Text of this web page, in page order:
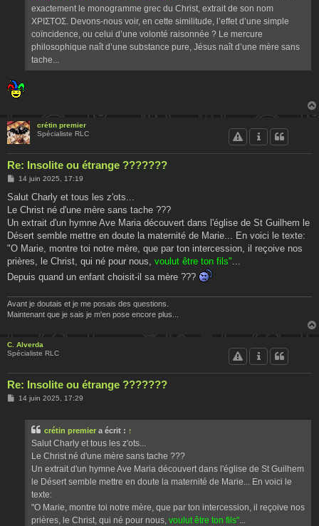
exactement le monogramme grec du Christ, extrait de son nom
ΧΡΙΣΤΟΣ. Devons-nous voir, en cette similitude, l’effet d’une simple
coïncidence, ou celui d’une volonté raisonnée ? Le mercure
philosophique naît d’une substance pure, Jésus naît d’une mère sans
tache...
crétin premier
Spécialiste RLC
Re: Insolite ou étrange ???????
M
s
a
g
14 juin 2025, 17:19
Salut Charly et tous les z'ots...
Le Christ né d'une mère sans tache ???
Un extrait d'un hymne Ave Maria découvert dans l'église de St Guilhem le
Désert semble mettre en doute la maternité de Marie... En voici le texte:
"O Marie, montre toi notre mère, que par ton intercession, il reçoive nos
prières, le Christ, qui né pour nous, voulut être ton fils"...
Depuis quand un enfant choisit-il sa mère ???
Avant je doutais et je me posais des questions.
Maintenant que je sais je m'en pose encore plus...
C. Alverda
Spécialiste RLC
Re: Insolite ou étrange ???????
M
14 juin 2025, 17:29
crétin premier a écrit : ↑
Salut Charly et tous les z'ots...
Le Christ né d'une mère sans tache ???
Un extrait d'un hymne Ave Maria découvert dans l'église de St Guilhem
le Désert semble mettre en doute la maternité de Marie... En voici le
texte:
"O Marie, montre toi notre mère, que par ton intercession, il reçoive nos
prières, le Christ, qui né pour nous, voulut être ton fils"